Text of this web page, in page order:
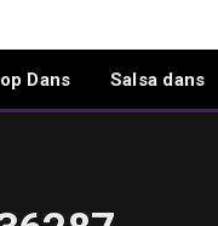
Dans Salsa dans